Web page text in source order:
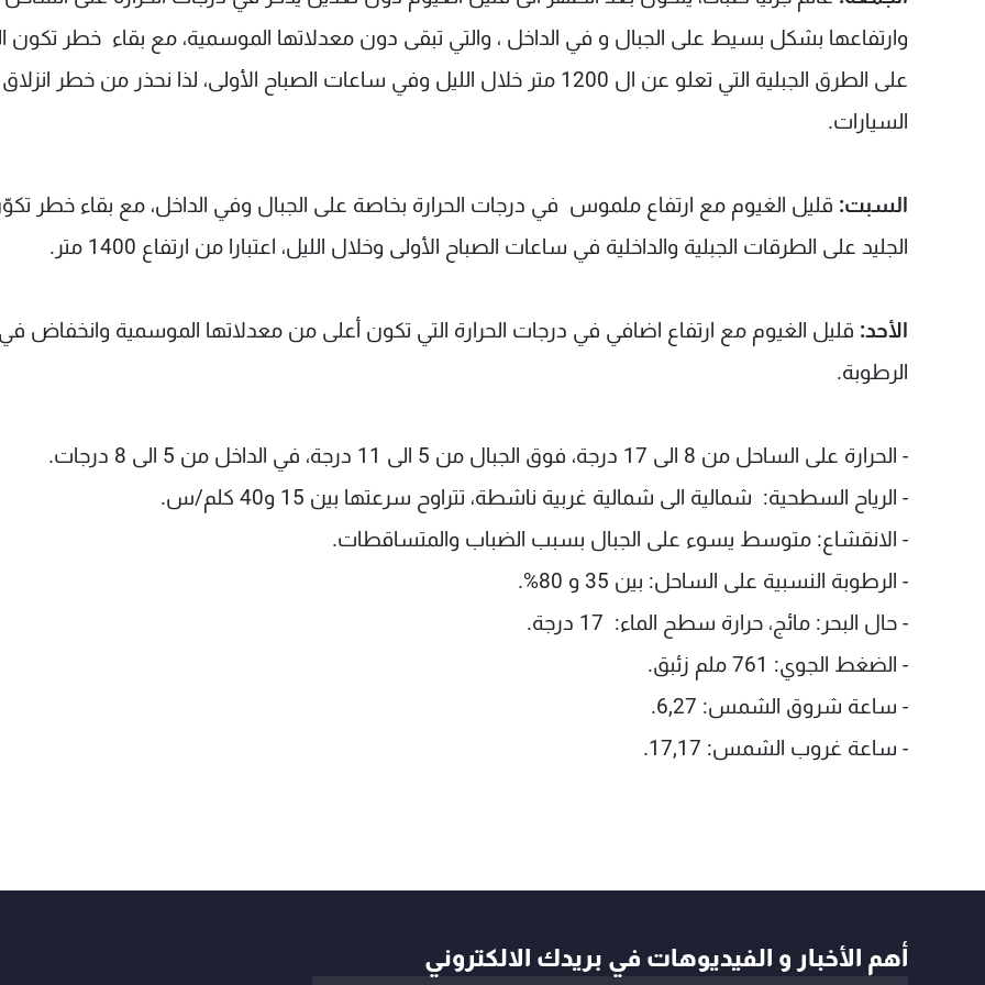
وارتفاعها بشكل بسيط على الجبال و في الداخل ، والتي تبقى دون معدلاتها الموسمية، مع بقاء خطر تكون
على الطرق الجبلية التي تعلو عن ال 1200 متر خلال الليل وفي ساعات الصباح الأولى، لذا نحذر من خطر انزلاق
السيارات.
السبت: قليل الغيوم مع ارتفاع ملموس في درجات الحرارة بخاصة على الجبال وفي الداخل، مع بقاء خطر
الجليد على الطرقات الجبلية والداخلية في ساعات الصباح الأولى وخلال الليل، اعتبارا من ارتفاع 1400 متر.
الأحد: قليل الغيوم مع ارتفاع اضافي في درجات الحرارة التي تكون أعلى من معدلاتها الموسمية وانخفاض
الرطوبة.
- الحرارة على الساحل من 8 الى 17 درجة، فوق الجبال من 5 الى 11 درجة، في الداخل من 5 الى 8 درجات.
- الرياح السطحية: شمالية الى شمالية غربية ناشطة، تتراوح سرعتها بين 15 و40 كلم/س.
- الانقشاع: متوسط يسوء على الجبال بسبب الضباب والمتساقطات.
- الرطوبة النسبية على الساحل: بين 35 و 80%.
- حال البحر: مائج، حرارة سطح الماء: 17 درجة.
- الضغط الجوي: 761 ملم زئبق.
- ساعة شروق الشمس: 6,27.
- ساعة غروب الشمس: 17,17.
أهم الأخبار و الفيديوهات في بريدك الالكتروني